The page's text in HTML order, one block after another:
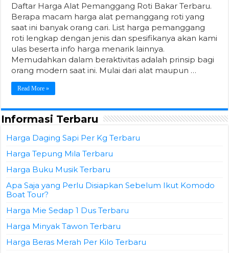
Daftar Harga Alat Pemanggang Roti Bakar Terbaru.
Berapa macam harga alat pemanggang roti yang
saat ini banyak orang cari. List harga pemanggang
roti lengkap dengan jenis dan spesifikanya akan kami
ulas beserta info harga menarik lainnya.
Memudahkan dalam beraktivitas adalah prinsip bagi
orang modern saat ini. Mulai dari alat maupun …
Read More »
Informasi Terbaru
Harga Daging Sapi Per Kg Terbaru
Harga Tepung Mila Terbaru
Harga Buku Musik Terbaru
Apa Saja yang Perlu Disiapkan Sebelum Ikut Komodo
Boat Tour?
Harga Mie Sedap 1 Dus Terbaru
Harga Minyak Tawon Terbaru
Harga Beras Merah Per Kilo Terbaru